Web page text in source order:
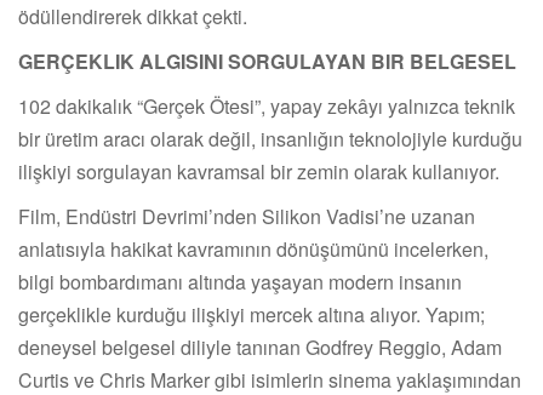
ödüllendirerek dikkat çekti.
GERÇEKLIK ALGISINI SORGULAYAN BIR BELGESEL
102 dakikalık “Gerçek Ötesi”, yapay zekâyı yalnızca teknik
bir üretim aracı olarak değil, insanlığın teknolojiyle kurduğu
ilişkiyi sorgulayan kavramsal bir zemin olarak kullanıyor.
Film, Endüstri Devrimi’nden Silikon Vadisi’ne uzanan
anlatısıyla hakikat kavramının dönüşümünü incelerken,
bilgi bombardımanı altında yaşayan modern insanın
gerçeklikle kurduğu ilişkiyi mercek altına alıyor. Yapım;
deneysel belgesel diliyle tanınan Godfrey Reggio, Adam
Curtis ve Chris Marker gibi isimlerin sinema yaklaşımından